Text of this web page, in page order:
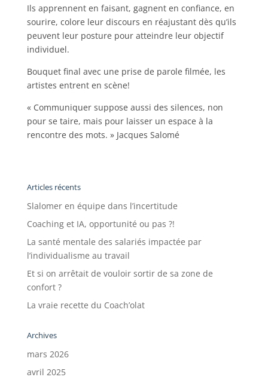
Ils apprennent en faisant, gagnent en confiance, en
sourire, colore leur discours en réajustant dès qu’ils
peuvent leur posture pour atteindre leur objectif
individuel.
Bouquet final avec une prise de parole filmée, les
artistes entrent en scène!
« Communiquer suppose aussi des silences, non
pour se taire, mais pour laisser un espace à la
rencontre des mots. » Jacques Salomé
Articles récents
Slalomer en équipe dans l’incertitude
Coaching et IA, opportunité ou pas ?!
La santé mentale des salariés impactée par
l’individualisme au travail
Et si on arrêtait de vouloir sortir de sa zone de
confort ?
La vraie recette du Coach’olat
Archives
mars 2026
avril 2025